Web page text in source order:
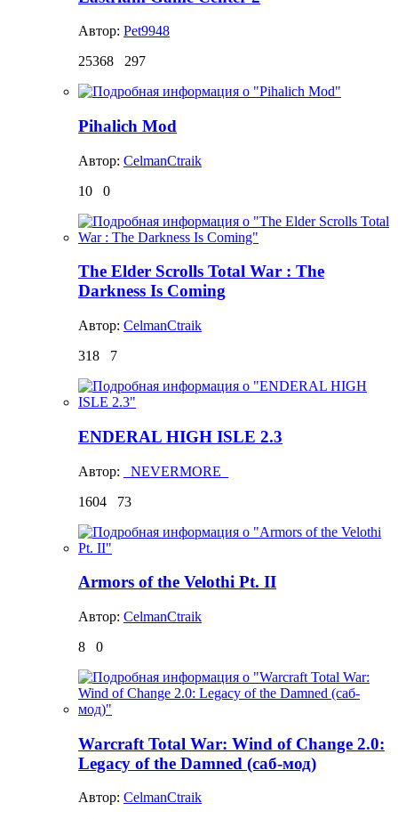
Автор: Pet9948
25368
297
Pihalich Mod
Автор: CelmanCtraik
10
0
The Elder Scrolls Total War : The
Darkness Is Coming
Автор: CelmanCtraik
318
7
ENDERAL HIGH ISLE 2.3
Автор:
_NEVERMORE_
1604
73
Armors of the Velothi Pt. II
Автор: CelmanCtraik
8
0
Warcraft Total War: Wind of Change 2.0:
Legacy of the Damned (саб-мод)
Автор: CelmanCtraik